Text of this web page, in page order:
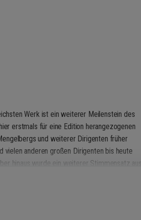
Werk ist ein weiterer Meilenstein des
erstmals für eine Edition herangezogenen
und weiterer Dirigenten früher
vielen anderen großen Dirigenten bis heute
hinaus wurde ein weiterer Stimmensatz aus
der Kritischen Gesamtausgabe von 1974
einen zuverlässigen, wissenschaftlich
Hinweise aus Briefen Mahlers und